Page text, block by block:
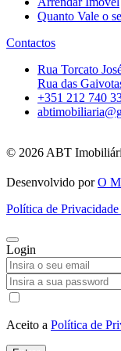
Quanto Vale o
Contactos
Rua Torcato
Rua das
+351 212 740
© 2026 ABT
Desenvolvido porO
Política de
Login
Aceito a Política de